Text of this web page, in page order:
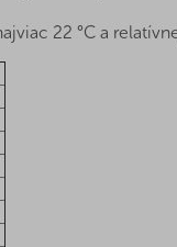
22 °C a